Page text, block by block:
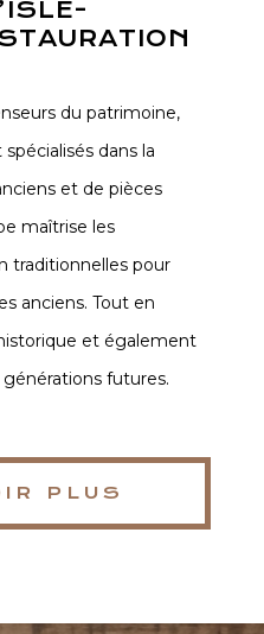
du patrimoine,
dans la
et de pièces
maîtrise les
traditionnelles pour
anciens. Tout en
et également
futures.
PLUS